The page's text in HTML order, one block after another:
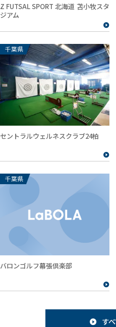
Z FUTSAL SPORT 北海道 苫小牧スタ
ジアム
千葉県
セントラルウェルネスクラブ24柏
千葉県
バロンゴルフ幕張倶楽部
す